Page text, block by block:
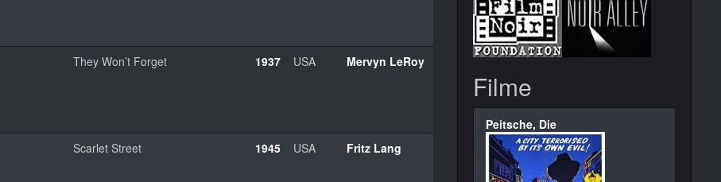
They Won’t Forget 1937 USA Mervyn LeRoy
Scarlet Street 1945 USA Fritz Lang
Filme
Peitsche, Die